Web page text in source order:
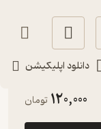
دانلود اپلیکیشن
پربار 🌳(
120,000 تومان